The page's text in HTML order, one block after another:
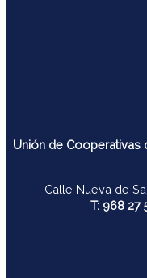
Unión de Cooperativas
Calle Nueva de
T: 968 27